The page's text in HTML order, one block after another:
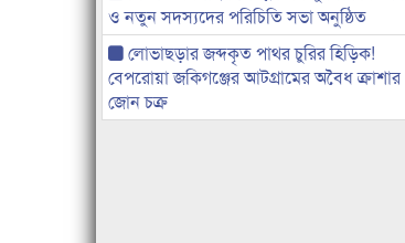
ও নতুন সদস্যদের পরিচিতি সভা অনুষ্ঠিত
লোভাছড়ার জব্দকৃত পাথর চুরির হিড়িক!
বেপরোয়া জকিগঞ্জের আটগ্রামের অবৈধ ক্রাশার
জোন চক্র